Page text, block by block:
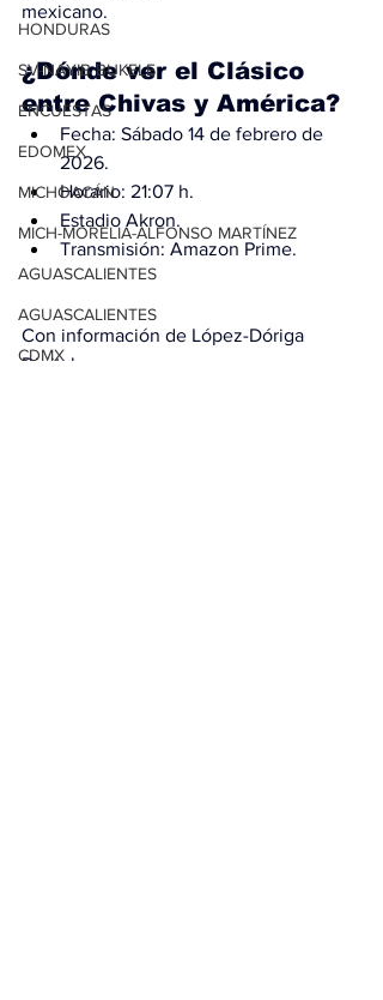
HONDURAS
SV-NAYIB BUKELE
ENCUESTAS
EDOMEX
MICHOACÁN
MICH-MORELIA-ALFONSO MARTÍNEZ
AGUASCALIENTES
AGUASCALIENTES
CDMX
mexicano.
¿Dónde ver el Clásico
entre Chivas y América?
Fecha: Sábado 14 de febrero de
2026.
Horario: 21:07 h.
Estadio Akron.
Transmisión: Amazon Prime.
Con información de López-Dóriga
Digital